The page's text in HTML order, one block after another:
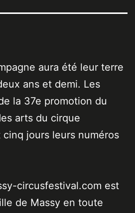
aura été leur terre
ans et demi. Les
la 37e promotion du
arts du cirque
jours leurs numéros
circusfestival.com est
de Massy en toute